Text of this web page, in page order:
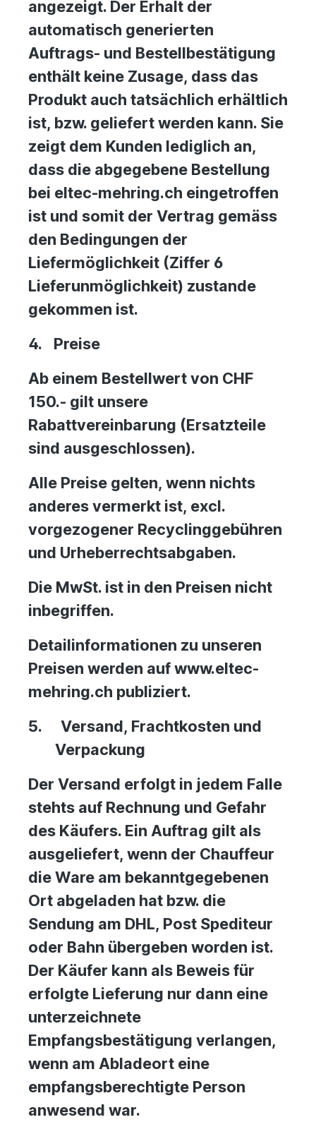
angezeigt. Der Erhalt der
automatisch generierten
Auftrags- und Bestellbestätigung
enthält keine Zusage, dass das
Produkt auch tatsächlich erhältlich
ist, bzw. geliefert werden kann. Sie
zeigt dem Kunden lediglich an,
dass die abgegebene Bestellung
bei eltec-mehring.ch eingetroffen
ist und somit der Vertrag gemäss
den Bedingungen der
Liefermöglichkeit (Ziffer 6
Lieferunmöglichkeit) zustande
gekommen ist.
4.
Preise
Ab einem Bestellwert von CHF
150.- gilt unsere
Rabattvereinbarung (Ersatzteile
sind ausgeschlossen).
Alle Preise gelten, wenn nichts
anderes vermerkt ist, excl.
vorgezogener Recyclinggebühren
und Urheberrechtsabgaben.
Die MwSt. ist in den Preisen nicht
inbegriffen.
Detailinformationen zu unseren
Preisen werden auf www.eltec-
mehring.ch publiziert.
5.
Versand, Frachtkosten und
Verpackung
Der Versand erfolgt in jedem Falle
stehts auf Rechnung und Gefahr
des Käufers. Ein Auftrag gilt als
ausgeliefert, wenn der Chauffeur
die Ware am bekanntgegebenen
Ort abgeladen hat bzw. die
Sendung am DHL, Post Spediteur
oder Bahn übergeben worden ist.
Der Käufer kann als Beweis für
erfolgte Lieferung nur dann eine
unterzeichnete
Empfangsbestätigung verlangen,
wenn am Abladeort eine
empfangsberechtigte Person
anwesend war.